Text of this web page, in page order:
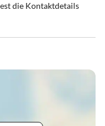
die Kontaktdetails